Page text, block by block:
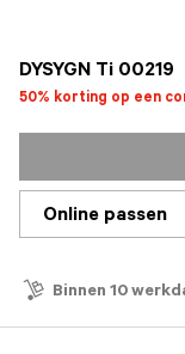
DYSYGN Ti 00219
50% korting op een
Online passen
Binnen 10